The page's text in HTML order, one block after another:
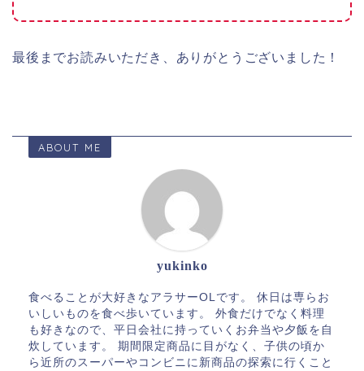
最後までお読みいただき、ありがとうございました！
ABOUT ME
yukinko
食べることが大好きなアラサーOLです。 休日は専らお
いしいものを食べ歩いています。 外食だけでなく料理
も好きなので、平日会社に持っていくお弁当や夕飯を自
炊しています。 期間限定商品に目がなく、子供の頃か
ら近所のスーパーやコンビニに新商品の探索に行くこと